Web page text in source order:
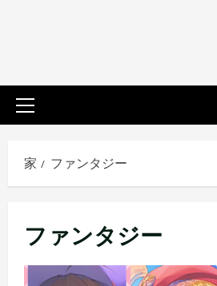
プ
イ
マ
ニ
ー
家 ファンタジー
ファンタジー